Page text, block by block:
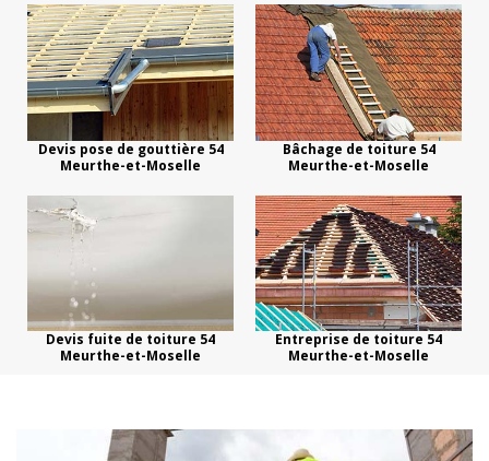
Devis pose de gouttière 54
Meurthe-et-Moselle
Bâchage de toiture 54
Meurthe-et-Moselle
Devis fuite de toiture 54
Meurthe-et-Moselle
Entreprise de toiture 54
Meurthe-et-Moselle